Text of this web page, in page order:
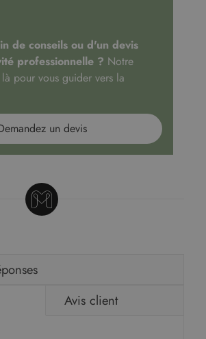
de conseils ou d'un devis
professionnelle ? Notre
pour vous guider vers la
un devis
Avis client